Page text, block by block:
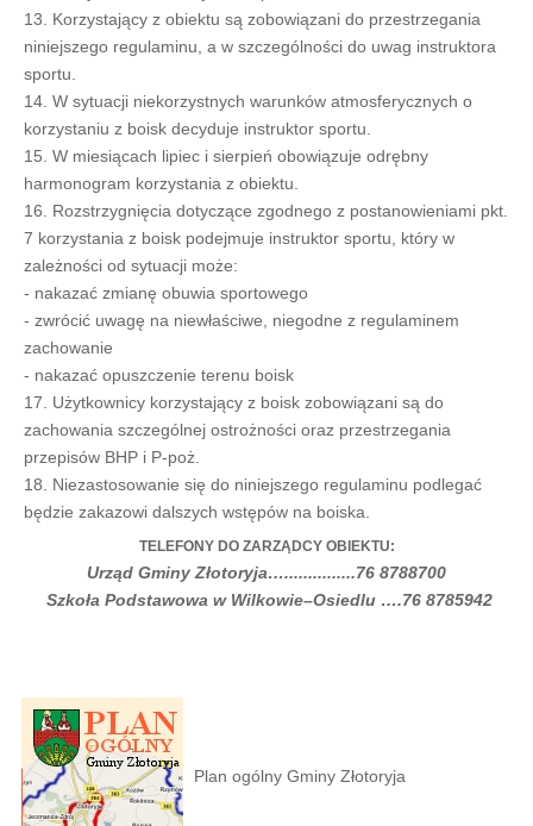
13. Korzystający z obiektu są zobowiązani do przestrzegania
niniejszego regulaminu, a w szczególności do uwag instruktora
sportu.
14. W sytuacji niekorzystnych warunków atmosferycznych o
korzystaniu z boisk decyduje instruktor sportu.
15. W miesiącach lipiec i sierpień obowiązuje odrębny
harmonogram korzystania z obiektu.
16. Rozstrzygnięcia dotyczące zgodnego z postanowieniami pkt.
7 korzystania z boisk podejmuje instruktor sportu, który w
zależności od sytuacji może:
- nakazać zmianę obuwia sportowego
- zwrócić uwagę na niewłaściwe, niegodne z regulaminem
zachowanie
- nakazać opuszczenie terenu boisk
17. Użytkownicy korzystający z boisk zobowiązani są do
zachowania szczególnej ostrożności oraz przestrzegania
przepisów BHP i P-poż.
18. Niezastosowanie się do niniejszego regulaminu podlegać
będzie zakazowi dalszych wstępów na boiska.
TELEFONY DO ZARZĄDCY OBIEKTU:
Urząd Gminy Złotoryja…...............76 8788700
Szkoła Podstawowa w Wilkowie–Osiedlu ….76 8785942
Plan ogólny Gminy Złotoryja